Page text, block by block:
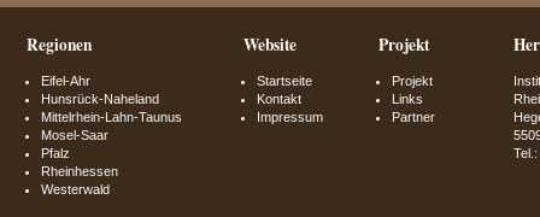
Regionen
Eifel-Ahr
Hunsrück-Naheland
Mittelrhein-Lahn-Taunus
Mosel-Saar
Pfalz
Rheinhessen
Westerwald
Website
Startseite
Kontakt
Impressum
Projekt
Projekt
Links
Partner